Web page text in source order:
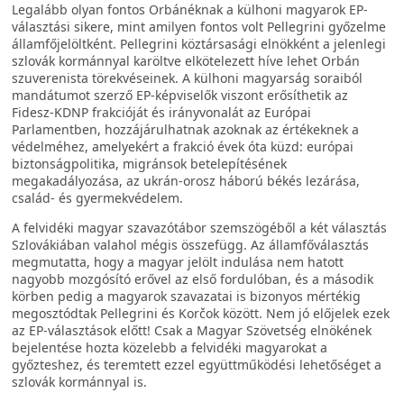
Legalább olyan fontos Orbánéknak a külhoni magyarok EP-
választási sikere, mint amilyen fontos volt Pellegrini győzelme
államfőjelöltként. Pellegrini köztársasági elnökként a jelenlegi
szlovák kormánnyal karöltve elkötelezett híve lehet Orbán
szuverenista törekvéseinek. A külhoni magyarság soraiból
mandátumot szerző EP-képviselők viszont erősíthetik az
Fidesz-KDNP frakcióját és irányvonalát az Európai
Parlamentben, hozzájárulhatnak azoknak az értékeknek a
védelméhez, amelyekért a frakció évek óta küzd: európai
biztonságpolitika, migránsok betelepítésének
megakadályozása, az ukrán-orosz háború békés lezárása,
család- és gyermekvédelem.
A felvidéki magyar szavazótábor szemszögéből a két választás
Szlovákiában valahol mégis összefügg. Az államfőválasztás
megmutatta, hogy a magyar jelölt indulása nem hatott
nagyobb mozgósító erővel az első fordulóban, és a második
körben pedig a magyarok szavazatai is bizonyos mértékig
megosztódtak Pellegrini és Korčok között. Nem jó előjelek ezek
az EP-választások előtt! Csak a Magyar Szövetség elnökének
bejelentése hozta közelebb a felvidéki magyarokat a
győzteshez, és teremtett ezzel együttműködési lehetőséget a
szlovák kormánnyal is.